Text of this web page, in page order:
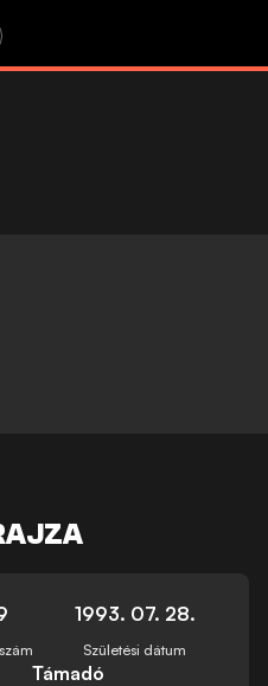
1993. 07. 28.
Születési dátum
Támadó